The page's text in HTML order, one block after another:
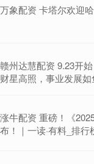
万象配资 卡塔尔欢迎
赣州达慧配资 9.23开
财星高照，事业发展
涨牛配资 重磅！《
布！｜一读·有料_排行